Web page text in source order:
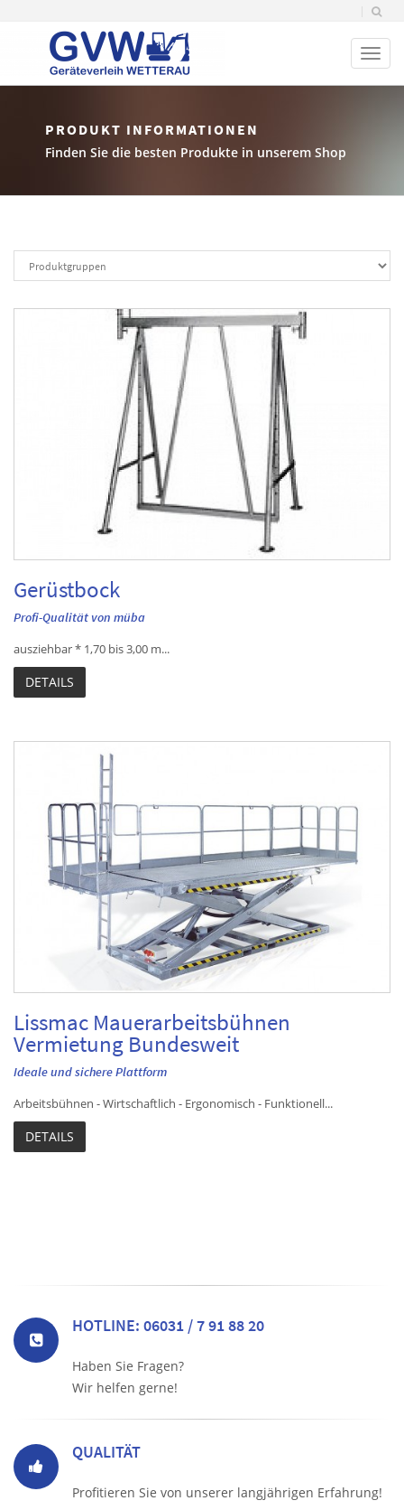
PRODUKT INFORMATIONEN
Finden Sie die besten Produkte in unserem Shop
Gerüstbock
Profi-Qualität von müba
ausziehbar * 1,70 bis 3,00 m...
DETAILS
Lissmac Mauerarbeitsbühnen
Vermietung Bundesweit
Ideale und sichere Plattform
Arbeitsbühnen - Wirtschaftlich - Ergonomisch - Funktionell...
DETAILS
HOTLINE: 06031 / 7 91 88 20
Haben Sie Fragen?
Wir helfen gerne!
QUALITÄT
Profitieren Sie von unserer langjährigen Erfahrung!